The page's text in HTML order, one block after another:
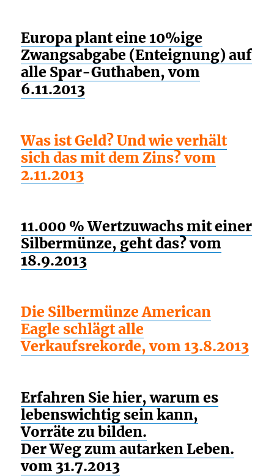
Europa plant eine 10%ige
Zwangsabgabe (Enteignung) auf
alle Spar-Guthaben, vom
6.11.2013
Was ist Geld? Und wie verhält
sich das mit dem Zins? vom
2.11.2013
11.000 % Wertzuwachs mit einer
Silbermünze, geht das? vom
18.9.2013
Die Silbermünze American
Eagle schlägt alle
Verkaufsrekorde, vom 13.8.2013
Erfahren Sie hier, warum es
lebenswichtig sein kann,
Vorräte zu bilden.
Der Weg zum autarken Leben.
vom 31.7.2013